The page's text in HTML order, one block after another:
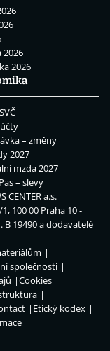
2026
2026
– změny
2027
mzda 2027
– slevy
CENTER a.s.
100 00 Praha 10 -
B 19490 a dodavatelé
společnosti
Cookies
Etický kodex